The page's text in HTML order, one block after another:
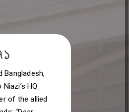
HQ
of the allied